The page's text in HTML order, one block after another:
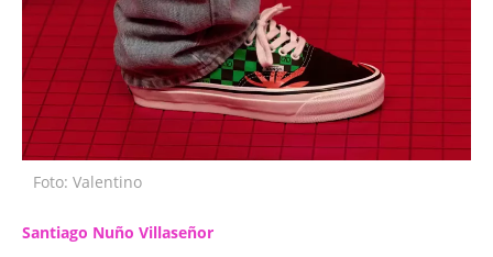
Foto: Valentino
Santiago Nuño Villaseñor